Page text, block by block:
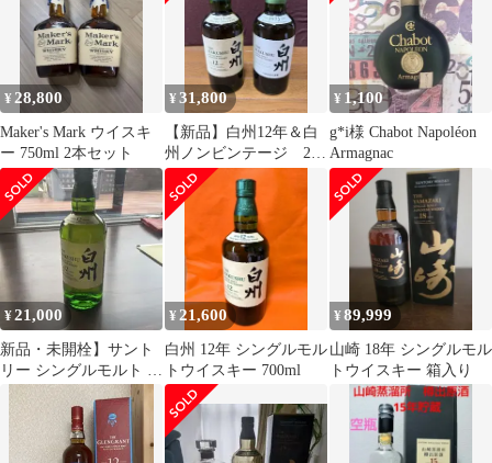
¥28,800
Maker's Mark ウイスキ
ー 750ml 2本セット
¥31,800
【新品】白州12年＆白
州ノンビンテージ 2本
セット 700ml
¥ 1,100
g*i様 Chabot Napoléon
Armagnac
¥21,000
新品・未開栓】サント
リー シングルモルト ウ
¥ 21,600
白州 12年 シングルモル
トウイスキー 700ml
¥89,999
山崎 18年 シングルモル
トウイスキー 箱入り